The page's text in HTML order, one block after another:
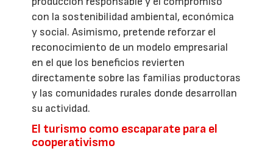
con la sostenibilidad ambiental, económica
y social. Asimismo, pretende reforzar el
reconocimiento de un modelo empresarial
en el que los beneficios revierten
directamente sobre las familias productoras
y las comunidades rurales donde desarrollan
su actividad.
El turismo como escaparate para el
cooperativismo